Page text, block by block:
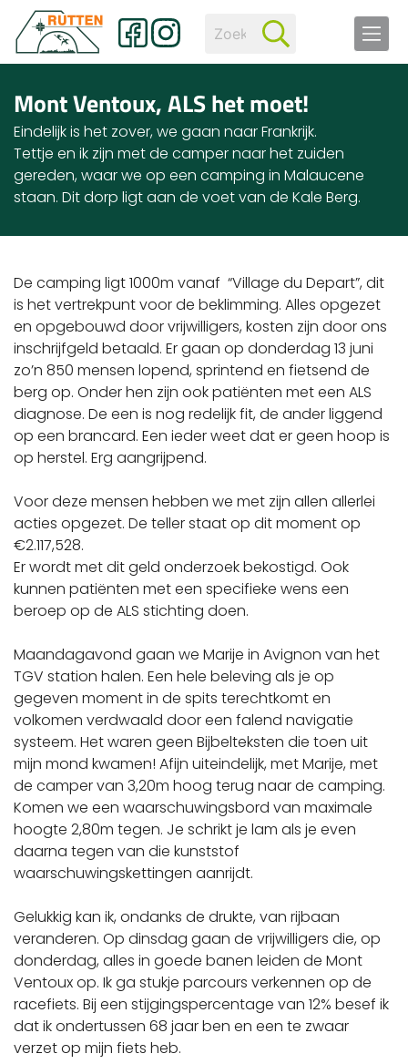
Mont Ventoux, ALS het moet!
Eindelijk is het zover, we gaan naar Frankrijk.
Tettje en ik zijn met de camper naar het zuiden
gereden, waar we op een camping in Malaucene
staan. Dit dorp ligt aan de voet van de Kale Berg.
De camping ligt 1000m vanaf “Village du Depart”, dit
is het vertrekpunt voor de beklimming. Alles opgezet
en opgebouwd door vrijwilligers, kosten zijn door ons
inschrijfgeld betaald. Er gaan op donderdag 13 juni
zo’n 850 mensen lopend, sprintend en fietsend de
berg op. Onder hen zijn ook patiënten met een ALS
diagnose. De een is nog redelijk fit, de ander liggend
op een brancard. Een ieder weet dat er geen hoop is
op herstel. Erg aangrijpend.
Voor deze mensen hebben we met zijn allen allerlei
acties opgezet. De teller staat op dit moment op
€2.117,528.
Er wordt met dit geld onderzoek bekostigd. Ook
kunnen patiënten met een specifieke wens een
beroep op de ALS stichting doen.
Maandagavond gaan we Marije in Avignon van het
TGV station halen. Een hele beleving als je op
gegeven moment in de spits terechtkomt en
volkomen verdwaald door een falend navigatie
systeem. Het waren geen Bijbelteksten die toen uit
mijn mond kwamen! Afijn uiteindelijk, met Marije, met
de camper van 3,20m hoog terug naar de camping.
Komen we een waarschuwingsbord van maximale
hoogte 2,80m tegen. Je schrikt je lam als je even
daarna tegen van die kunststof
waarschuwingskettingen aanrijdt.
Gelukkig kan ik, ondanks de drukte, van rijbaan
veranderen. Op dinsdag gaan de vrijwilligers die, op
donderdag, alles in goede banen leiden de Mont
Ventoux op. Ik ga stukje parcours verkennen op de
racefiets. Bij een stijgingspercentage van 12% besef ik
dat ik ondertussen 68 jaar ben en een te zwaar
verzet op mijn fiets heb.